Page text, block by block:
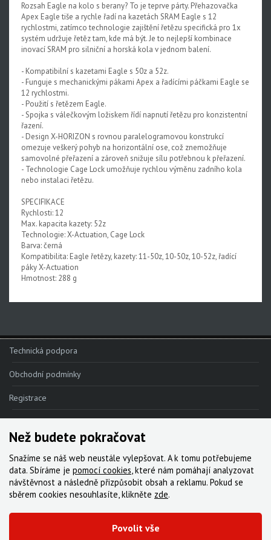
Rival XPLR AXS E1
Force eTap AXS Iridescent
Force eTap AXS
Rival eTap AXS
Apex eTap AXS
XPLR AXS
Red eTap
Red22/Red
Force 1
Force22/Force
Rival 1
Rival22/Rival
Apex 1
Přesmykače
Řadící a brzd.páky
Brzdy
Kliky
DB8
DB6
DB4
Rozsah Eagle na kolo s berany? To je teprve párty. Přehazovačka
Apex Eagle tiše a rychle řadí na kazetách SRAM Eagle s 12
rychlostmi, zatímco technologie zajištění řetězu specifická pro 1x
systém udržuje řetěz tam, kde má být. Je to nejlepší kombinace
inovací SRAM pro silniční a horská kola v jednom balení.
- Kompatibilní s kazetami Eagle s 50z a 52z.
- Funguje s mechanickými pákami Apex a řadícími páčkami Eagle se
12 rychlostmi.
- Použití s řetězem Eagle.
- Spojka s válečkovým ložiskem řídí napnutí řetězu pro konzistentní
řazení.
- Design X-HORIZON s rovnou paralelogramovou konstrukcí
omezuje veškerý pohyb na horizontální ose, což znemožňuje
samovolné přeřazení a zároveň snižuje sílu potřebnou k přeřazení.
- Technologie Cage Lock umožňuje rychlou výměnu zadního kola
nebo instalaci řetězu.
SPECIFIKACE
Rychlosti: 12
Max. kapacita kazety: 52z
Technologie: X-Actuation, Cage Lock
Barva: černá
Kompatibilita: Eagle řetězy, kazety: 11-50z, 10-50z, 10-52z, řadící
páky X-Actuation
Hmotnost: 288 g
Technická podpora
Obchodní podmínky
Registrace
Reklamace
Kde nakoupit
Kontakt
Servis
Ke stažení
Než budete pokračovat
Snažíme se náš web neustále vylepšovat. A k tomu potřebujeme
data. Sbíráme je pomocí cookies, které nám pomáhají analyzovat
návštěvnost a následně přizpůsobit obsah a reklamu. Pokud se
sběrem cookies nesouhlasíte, klikněte zde.
Povolit vše